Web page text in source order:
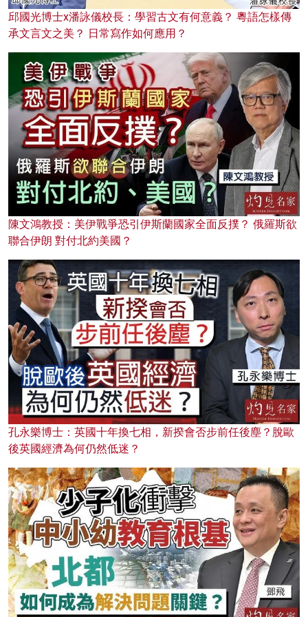
邱國光博士x潘詠儀校長：學習古文有何意義？ 粵語怎樣傳
承文言文之美？ 日常寫作如何應用？
陳文鴻教授：美伊戰爭恐引伊斯蘭國家全面反撲？ 俄羅斯欲
聯合伊朗 對付北約美國？
孔永樂博士：英國十年換七相，新揆會否步前任後塵？脫歐
後英國經濟為何仍然低迷？